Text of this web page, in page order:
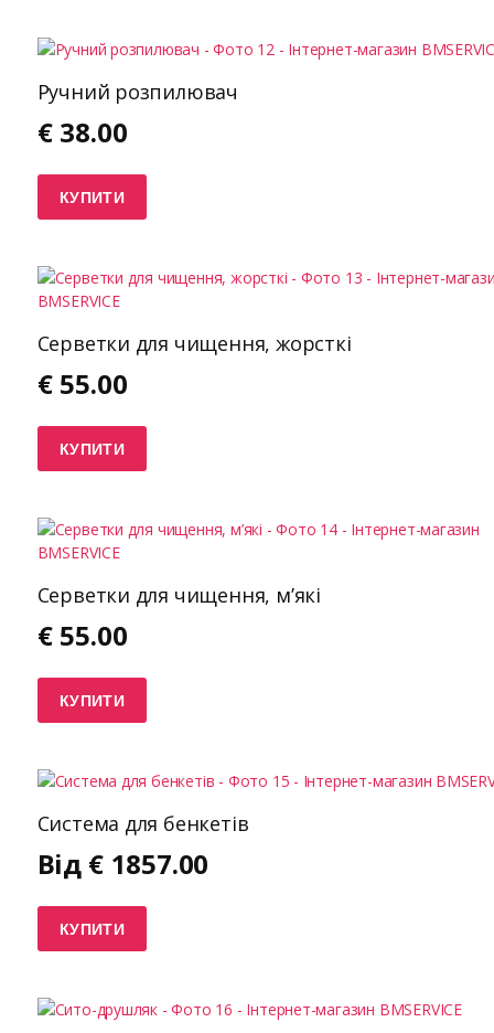
Ручний розпилювач
€ 38.00
КУПИТИ
Серветки для чищення, жорсткі
€ 55.00
КУПИТИ
Серветки для чищення, м’які
€ 55.00
КУПИТИ
Система для бенкетів
Від € 1857.00
КУПИТИ